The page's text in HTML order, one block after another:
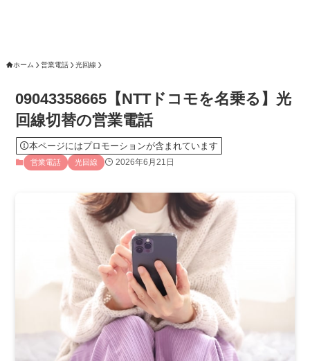
ホーム 営業電話 光回線
09043358665【NTTドコモを名乗る】光
回線切替の営業電話
本ページにはプロモーションが含まれています
営業電話 光回線 2026年6月21日